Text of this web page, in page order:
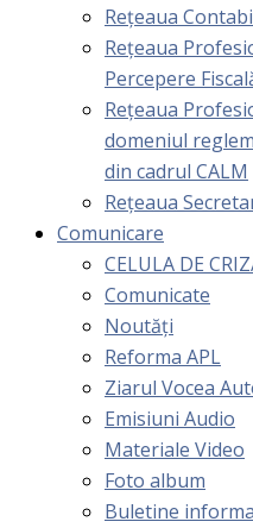
Rețeaua
Rețeaua
Percepere
Reţeaua
domeniul
din cadrul CALM
Rețeaua
Comunicare
CELULA DE
Comunicate
Noutăți
Reforma APL
Ziarul Vocea
Emisiuni Audio
Materiale Video
Foto album
Buletine